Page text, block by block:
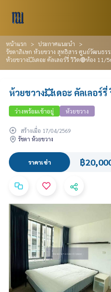
หน้าแรก
ประกาศแนะนำ
รัชดาภิเษก ห้วยขวาง สุทธิสาร ศูนย์วัฒนธรร
ห้วยขวาง💥เดอะ คัลเลอร์รี่ วิวิด🔴ห้อง 11/
ห้วยขวาง💥เดอะ คัลเลอร์
ว่างพร้อมเข้าอยู่ ห้วยขวาง
สร้างเมื่อ 17/04/2569
รัชดา ห้วยขวาง
ราคาเช่า ฿